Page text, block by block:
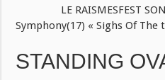
LE RAISMESFEST SONS
Symphony(17) « Sighs Of The
STANDING